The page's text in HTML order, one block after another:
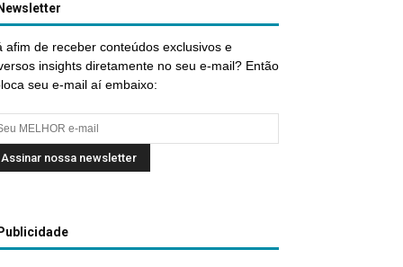
Newsletter
afim de receber conteúdos exclusivos e
insights diretamente no seu e-mail? Então
seu e-mail aí embaixo:
Publicidade